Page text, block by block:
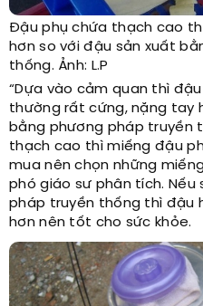
Đậu phụ chứa thạch cao
hơn so với đậu sản xuất
thống. Ảnh: L.P
“Dựa vào cảm quan thì
thường rất cứng, nặng tay
bằng phương pháp truyền
thạch cao thì miếng đậu
mua nên chọn những
phó giáo sư phân tích.
pháp truyền thống thì đậu
hơn nên tốt cho sức khỏe.